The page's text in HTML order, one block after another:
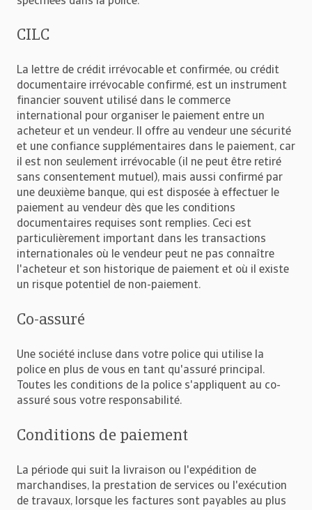
CILC
La lettre de crédit irrévocable et confirmée, ou crédit
documentaire irrévocable confirmé, est un instrument
financier souvent utilisé dans le commerce
international pour organiser le paiement entre un
acheteur et un vendeur. Il offre au vendeur une sécurité
et une confiance supplémentaires dans le paiement, car
il est non seulement irrévocable (il ne peut être retiré
sans consentement mutuel), mais aussi confirmé par
une deuxième banque, qui est disposée à effectuer le
paiement au vendeur dès que les conditions
documentaires requises sont remplies. Ceci est
particulièrement important dans les transactions
internationales où le vendeur peut ne pas connaître
l'acheteur et son historique de paiement et où il existe
un risque potentiel de non-paiement.
Co-assuré
Une société incluse dans votre police qui utilise la
police en plus de vous en tant qu'assuré principal.
Toutes les conditions de la police s'appliquent au co-
assuré sous votre responsabilité.
Conditions de paiement
La période qui suit la livraison ou l'expédition de
marchandises, la prestation de services ou l'exécution
de travaux, lorsque les factures sont payables au plus